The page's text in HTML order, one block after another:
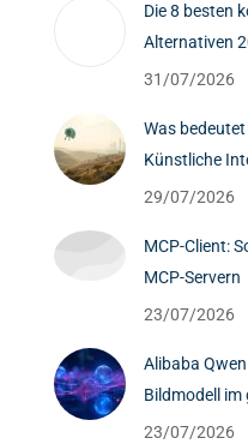
Die 8 besten
Alternativen
31/07/2026
Was
Künstliche
29/07/2026
MCP-Client:
MCP-Servern
23/07/2026
Alibaba
Bildmodell im
23/07/2026